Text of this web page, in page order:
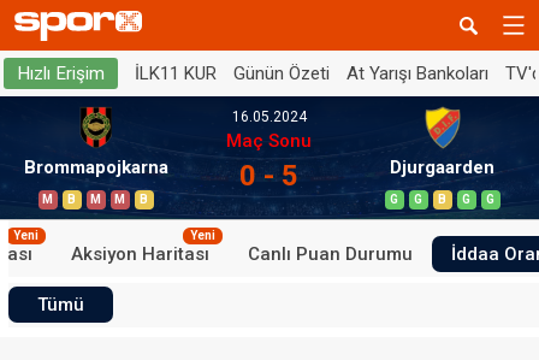
Hızlı Erişim İLK11 KUR Günün Özeti At Yarışı Bankoları
Brommapojkarna
M B M M B
16.05.2024
Maç Sonu
0 - 5 Djurgaarden
G G B G G
Yeni
Aksiyon Haritası
Yeni
Canlı Puan Durumu İddaa
Tümü